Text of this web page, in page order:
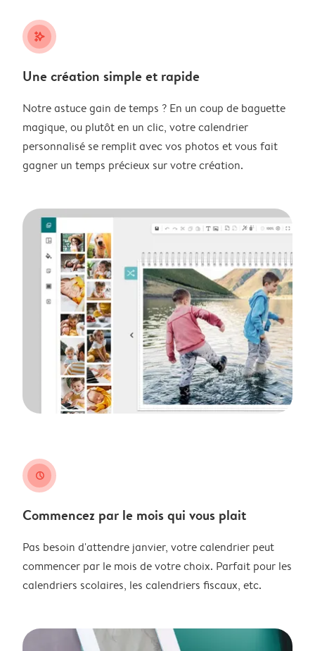
stars_plus
Une création simple et rapide
Notre astuce gain de temps ? En un coup de baguette
magique, ou plutôt en un clic, votre calendrier
personnalisé se remplit avec vos photos et vous fait
gagner un temps précieux sur votre création.
clock
Commencez par le mois qui vous plait
Pas besoin d'attendre janvier, votre calendrier peut
commencer par le mois de votre choix. Parfait pour les
calendriers scolaires, les calendriers fiscaux, etc.